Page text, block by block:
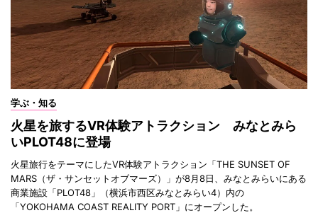
学ぶ・知る
火星を旅するVR体験アトラクション みなとみら
いPLOT48に登場
火星旅行をテーマにしたVR体験アトラクション「THE SUNSET OF
MARS（ザ・サンセットオブマーズ）」が8月8日、みなとみらいにある
商業施設「PLOT48」（横浜市西区みなとみらい4）内の
「YOKOHAMA COAST REALITY PORT」にオープンした。